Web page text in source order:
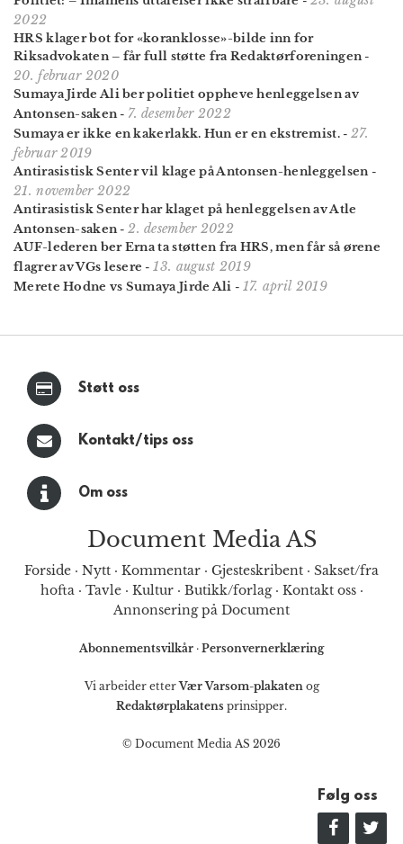
2022
HRS klager bot for «koranklosse»-bilde inn for
Riksadvokaten – får full støtte fra Redaktørforeningen-
20. februar 2020
Sumaya Jirde Ali ber politiet oppheve henleggelsen av
Antonsen-saken- 7. desember 2022
Sumaya er ikke en kakerlakk. Hun er en ekstremist. - 27.
februar 2019
Antirasistisk Senter vil klage på Antonsen-henleggelsen-
21. november 2022
Antirasistisk Senter har klaget på henleggelsen av Atle
Antonsen-saken-2. desember 2022
AUF-lederen ber Erna ta støtten fra HRS, men får så ørene
flagrer av VGs lesere -13. august 2019
Merete Hodne vs Sumaya Jirde Ali - 17. april 2019
Støtt oss
Kontakt/tips oss
Om oss
Document Media AS
Forside · Nytt · Kommentar · Gjesteskribent · Sakset/fra
hofta· Tavle· Kultur· Butikk/forlag· Kontakt oss·
Annonsering på Document
Abonnementsvilkår · Personvernerklæring
Vi arbeider etterVær Varsom-plakaten og
Redaktørplakatens prinsipper.
© Document Media AS 2026
Følg oss